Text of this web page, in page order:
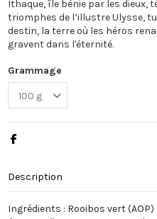
Ithaque, île bénie par les dieux,
triomphes de l’illustre Ulysse,
destin, la terre où les héros
gravent dans l'éternité.
Grammage
Description
Ingrédients : Rooibos vert